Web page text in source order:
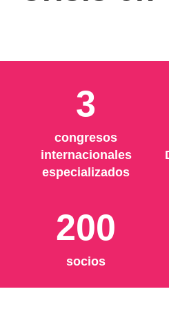
3
congresos
internacionales
especializados
200
socios